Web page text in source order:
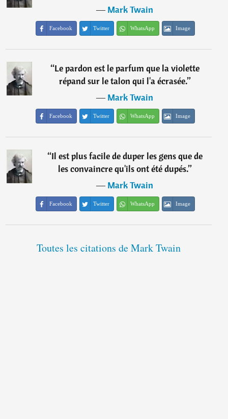
―Mark Twain
Facebook Twitter WhatsApp Image
“Le pardon est le parfum que la violette
répand sur le talon qui l'a écrasée.”
―Mark Twain
Facebook Twitter WhatsApp Image
“Il est plus facile de duper les gens que de
les convaincre qu'ils ont été dupés.”
―Mark Twain
Facebook Twitter WhatsApp Image
Toutes les citations de Mark Twain